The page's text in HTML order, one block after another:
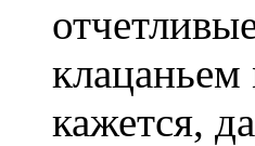
кажется,